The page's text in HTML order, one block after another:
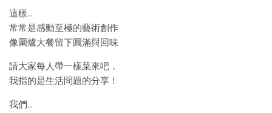
這樣…
常常是感動至極的藝術創作
像圍爐大餐留下圓滿與回味
請大家每人帶一樣菜來吧，
我指的是生活問題的分享！
我們…